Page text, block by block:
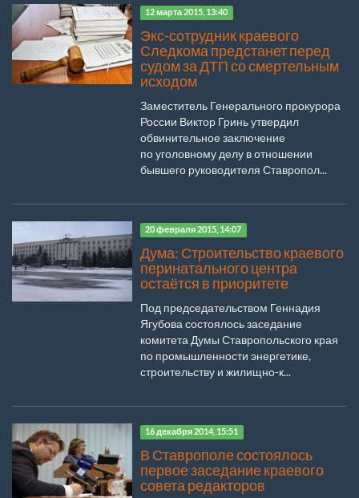
12 марта 2015, 13:40
Экс-сотрудник краевого
Следкома предстанет перед
судом за ДТП со смертельным
исходом
Заместитель Генерального прокурора
России Виктор Гринь утвердил
обвинительное заключение
по уголовному делу в отношении
бывшего руководителя Ставропол...
20 февраля 2015, 14:07
Дума: Строительство краевого
перинатального центра
остаётся в приоритете
Под председательством Геннадия
Ягубова состоялось заседание
комитета Думы Ставропольского края
по промышленности энергетике,
строительству и жилищно-к...
16 декабря 2014, 15:51
В Ставрополе состоялось
первое заседание краевого
совета редакторов